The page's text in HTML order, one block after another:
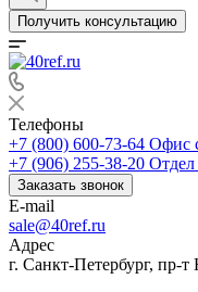
Получить консультацию
Телефоны
+7 (800) 600-73-64 Офис
+7 (906) 255-38-20
Заказать звонок
E-mail
sale@40ref.ru
Адрес
г. Санкт-Петербург, пр-